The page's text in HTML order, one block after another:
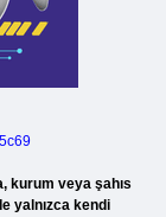
kurum veya şahıs
yalnızca kendi